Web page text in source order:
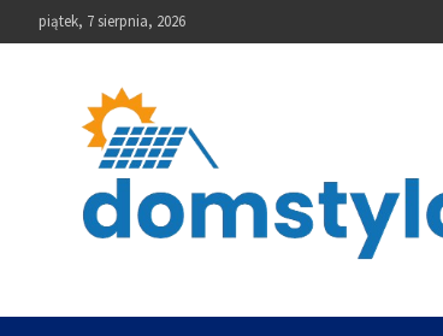
to
piątek, 7 sierpnia, 2026
DomStylo